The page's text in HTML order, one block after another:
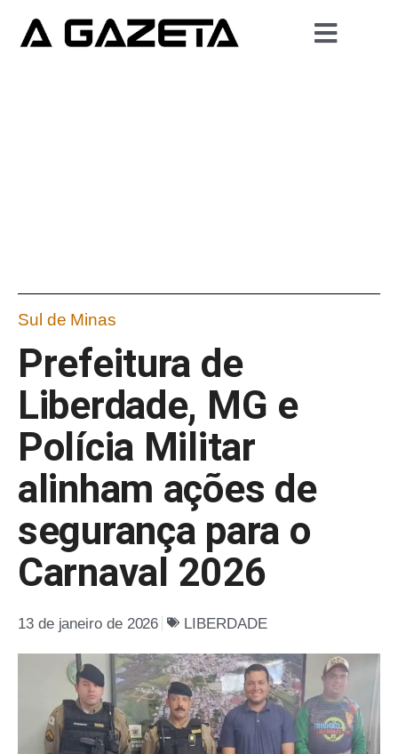
Sul de Minas
Prefeitura de
Liberdade, MG e
Polícia Militar
alinham ações de
segurança para o
Carnaval 2026
13 de janeiro de 2026 LIBERDADE